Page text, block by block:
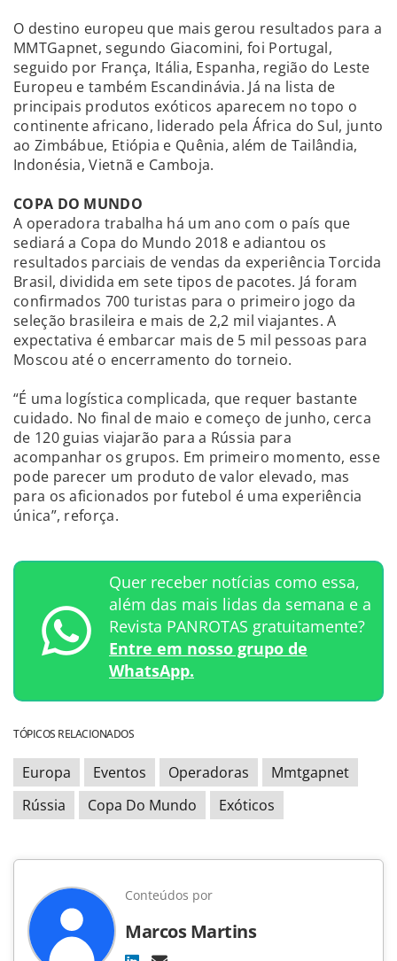
O destino europeu que mais gerou resultados para a
MMTGapnet, segundo Giacomini, foi Portugal,
seguido por França, Itália, Espanha, região do Leste
Europeu e também Escandinávia. Já na lista de
principais produtos exóticos aparecem no topo o
continente africano, liderado pela África do Sul, junto
ao Zimbábue, Etiópia e Quênia, além de Tailândia,
Indonésia, Vietnã e Camboja.
COPA DO MUNDO
A operadora trabalha há um ano com o país que
sediará a Copa do Mundo 2018 e adiantou os
resultados parciais de vendas da experiência Torcida
Brasil, dividida em sete tipos de pacotes. Já foram
confirmados 700 turistas para o primeiro jogo da
seleção brasileira e mais de 2,2 mil viajantes. A
expectativa é embarcar mais de 5 mil pessoas para
Moscou até o encerramento do torneio.
“É uma logística complicada, que requer bastante
cuidado. No final de maio e começo de junho, cerca
de 120 guias viajarão para a Rússia para
acompanhar os grupos. Em primeiro momento, esse
pode parecer um produto de valor elevado, mas
para os aficionados por futebol é uma experiência
única”, reforça.
Quer receber notícias como essa,
além das mais lidas da semana e a
Revista PANROTAS gratuitamente?
Entre em nosso grupo de
WhatsApp.
TÓPICOS RELACIONADOS
Europa Eventos Operadoras
Mmtgapnet
Rússia
Copa Do Mundo Exóticos
Conteúdos por
Marcos Martins